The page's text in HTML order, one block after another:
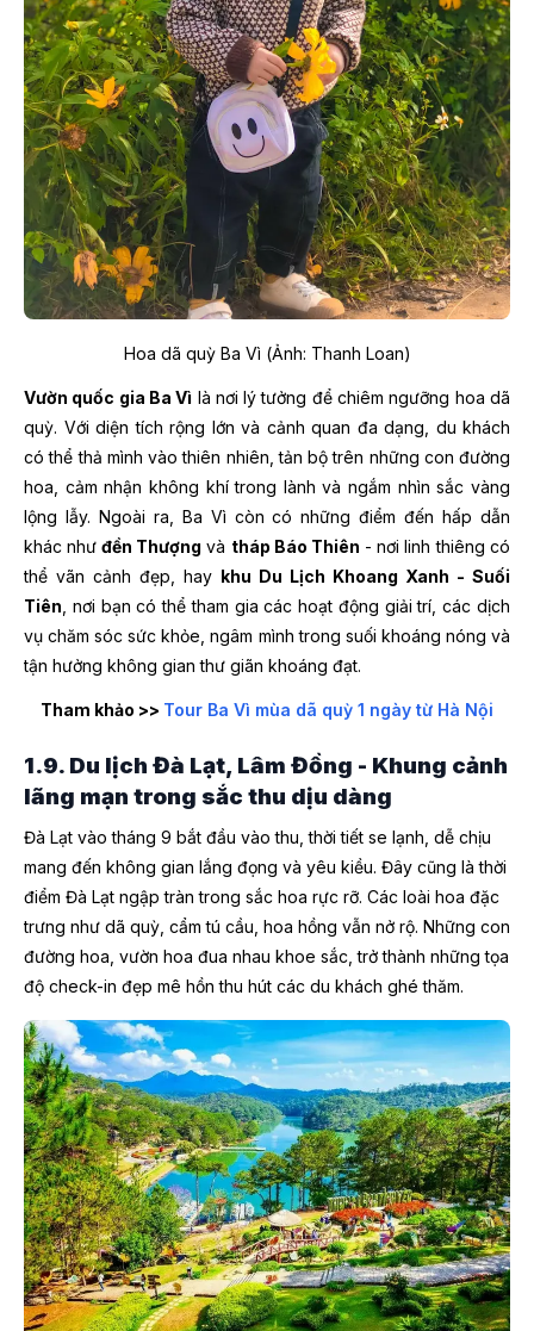
Hoa dã quỳ Ba Vì (Ảnh: Thanh Loan)
Vườn quốc gia Ba Vì là nơi lý tưởng để chiêm ngưỡng hoa dã
quỳ. Với diện tích rộng lớn và cảnh quan đa dạng, du khách
có thể thả mình vào thiên nhiên, tản bộ trên những con đường
hoa, cảm nhận không khí trong lành và ngắm nhìn sắc vàng
lộng lẫy. Ngoài ra, Ba Vì còn có những điểm đến hấp dẫn
khác như đền Thượng và tháp Báo Thiên - nơi linh thiêng có
thể vãn cảnh đẹp, hay khu Du Lịch Khoang Xanh - Suối
Tiên, nơi bạn có thể tham gia các hoạt động giải trí, các dịch
vụ chăm sóc sức khỏe, ngâm mình trong suối khoáng nóng và
tận hưởng không gian thư giãn khoáng đạt.
Tham khảo >> Tour Ba Vì mùa dã quỳ 1 ngày từ Hà Nội
1.9. Du lịch Đà Lạt, Lâm Đồng - Khung cảnh
lãng mạn trong sắc thu dịu dàng
Đà Lạt vào tháng 9 bắt đầu vào thu, thời tiết se lạnh, dễ chịu
mang đến không gian lắng đọng và yêu kiều. Đây cũng là thời
điểm Đà Lạt ngập tràn trong sắc hoa rực rỡ. Các loài hoa đặc
trưng như dã quỳ, cẩm tú cầu, hoa hồng vẫn nở rộ. Những con
đường hoa, vườn hoa đua nhau khoe sắc, trở thành những tọa
độ check-in đẹp mê hồn thu hút các du khách ghé thăm.